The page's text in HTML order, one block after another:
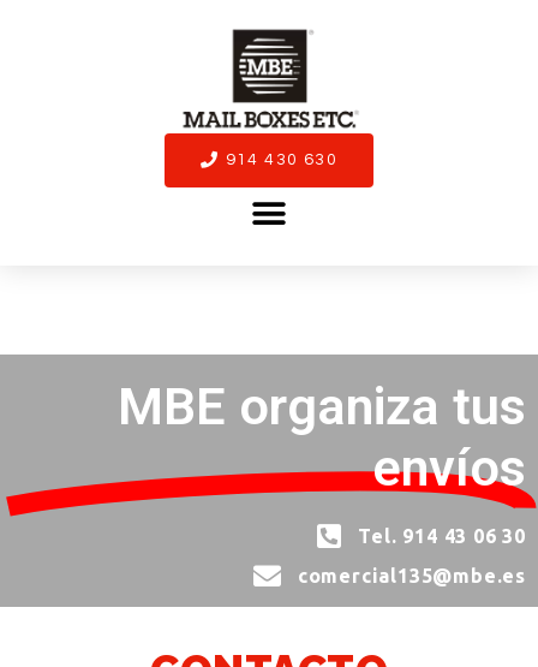
914 430 630
MBE organiza tus
envíos
Tel. 914 43 06 30
comercial135@mbe.es